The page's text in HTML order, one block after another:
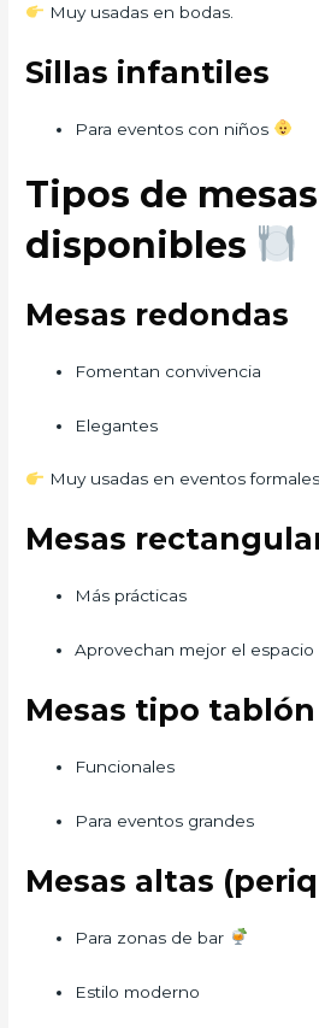
Muy usadas en bodas.
Sillas infantiles
Para eventos con niños
Tipos de mesas
disponibles
Mesas redondas
Fomentan convivencia
Elegantes
Muy usadas en eventos
Mesas
Más prácticas
Aprovechan mejor el espacio
Mesas tipo tablón
Funcionales
Para eventos grandes
Mesas altas
Para zonas de bar
Estilo moderno